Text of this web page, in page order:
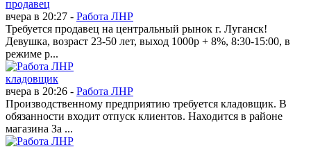
продавец
вчера в 20:27 - Работа ЛНР
Требуется продавец на центральный рынок г. Луганск!
Девушка, возраст 23-50 лет, выход 1000р + 8%, 8:30-15:00, в
режиме р...
кладовщик
вчера в 20:26 - Работа ЛНР
Производственному предприятию требуется кладовщик. В
обязанности входит отпуск клиентов. Находится в районе
магазина За ...